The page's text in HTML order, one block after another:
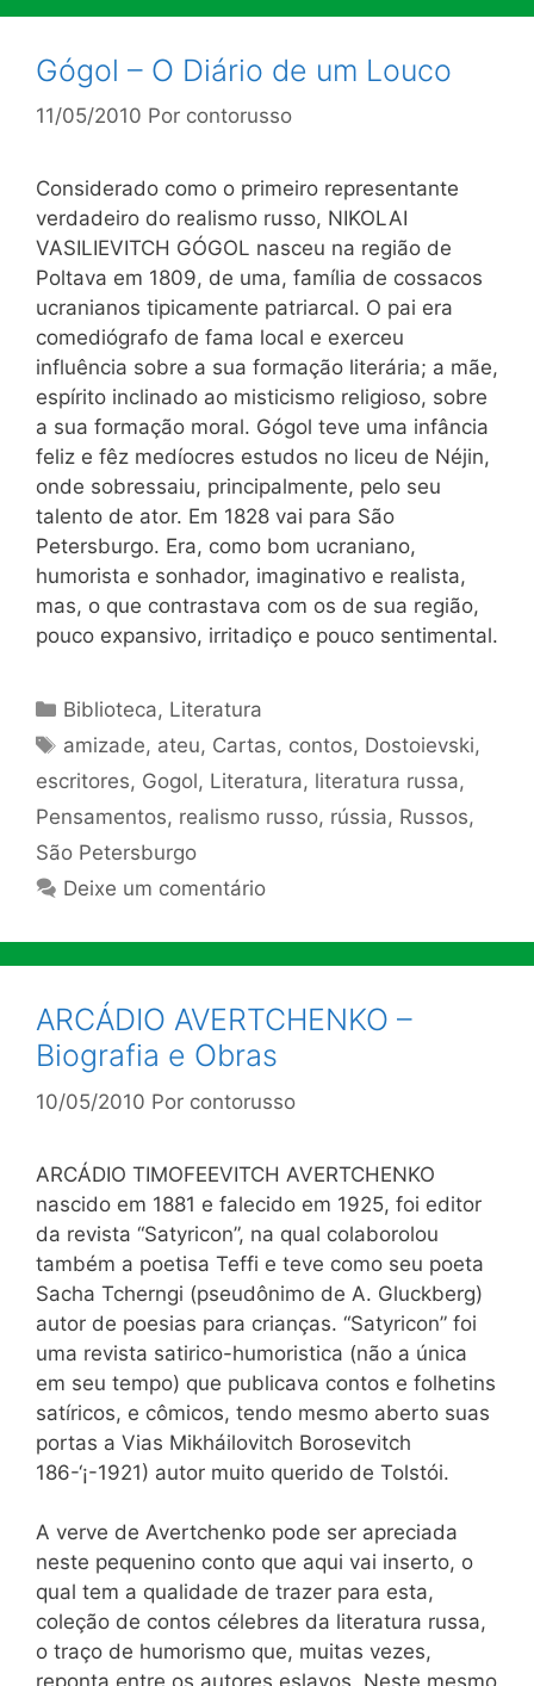
Gógol – O Diário de um Louco
11/05/2010 Por contorusso
Considerado como o primeiro representante
verdadeiro do realismo russo, NIKOLAI
VASILIEVITCH GÓGOL nasceu na região de
Poltava em 1809, de uma, família de cossacos
ucranianos tipicamente patriarcal. O pai era
comediógrafo de fama local e exerceu
influência sobre a sua formação literária; a mãe,
espírito inclinado ao misticismo religioso, sobre
a sua formação moral. Gógol teve uma infância
feliz e fêz medíocres estudos no liceu de Néjin,
onde sobressaiu, principalmente, pelo seu
talento de ator. Em 1828 vai para São
Petersburgo. Era, como bom ucraniano,
humorista e sonhador, imaginativo e realista,
mas, o que contrastava com os de sua região,
pouco expansivo, irritadiço e pouco sentimental.
Categorias
Biblioteca, Literatura
Tags
amizade, ateu, Cartas, contos, Dostoievski,
escritores, Gogol, Literatura, literatura russa,
Pensamentos, realismo russo, rússia, Russos,
São Petersburgo
Deixe um comentário
ARCÁDIO AVERTCHENKO –
Biografia e Obras
10/05/2010 Por contorusso
ARCÁDIO TIMOFEEVITCH AVERTCHENKO
nascido em 1881 e falecido em 1925, foi editor
da revista “Satyricon”, na qual colaborolou
também a poetisa Teffi e teve como seu poeta
Sacha Tcherngi (pseudônimo de A. Gluckberg)
autor de poesias para crianças. “Satyricon” foi
uma revista satirico-humoristica (não a única
em seu tempo) que publicava contos e folhetins
satíricos, e cômicos, tendo mesmo aberto suas
portas a Vias Mikháilovitch Borosevitch
186-‘¡-1921) autor muito querido de Tolstói.
A verve de Avertchenko pode ser apreciada
neste pequenino conto que aqui vai inserto, o
qual tem a qualidade de trazer para esta,
coleção de contos célebres da literatura russa,
o traço de humorismo que, muitas vezes,